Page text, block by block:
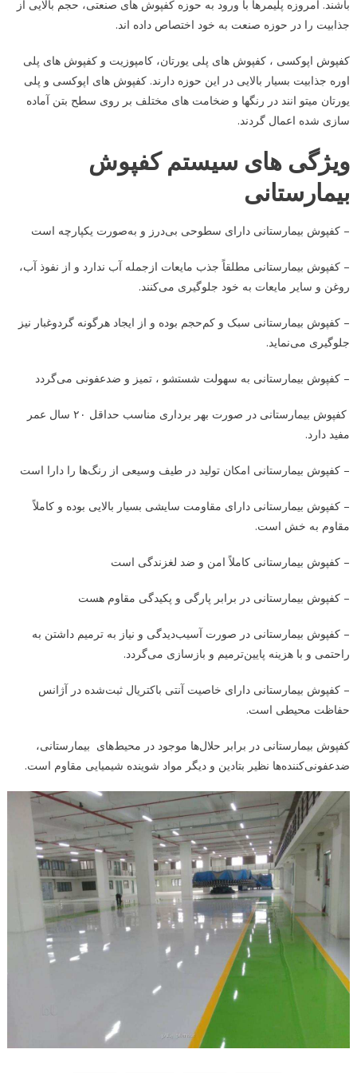
باشند. امروزه پلیمرها با ورود به حوزه کفپوش های صنعتی، حجم بالایی از
جذابیت را در حوزه صنعت به خود اختصاص داده اند.
کفپوش اپوکسی ، کفپوش های پلی یورتان، کامپوزیت و کفپوش های پلی
اوره جذابیت بسیار بالایی در این حوزه دارند. کفپوش های اپوکسی و پلی
یورتان میتو انند در رنگها و ضخامت های مختلف بر روی سطح بتن آماده
سازی شده اعمال گردند.
ویژگی های سیستم کفپوش
بیمارستانی
– کفپوش بیمارستانی دارای سطوحی بی‌درز و به‌صورت یکپارچه است
– کفپوش بیمارستانی مطلقاً جذب مایعات ازجمله آب ندارد و از نفوذ آب،
روغن و سایر مایعات به خود جلوگیری می‌کنند.
– کفپوش بیمارستانی سبک و کم‌حجم بوده و از ایجاد هرگونه گردوغبار نیز
جلوگیری می‌نماید.
– کفپوش بیمارستانی به سهولت شستشو ، تمیز و ضدعفونی می‌گردد
کفپوش بیمارستانی در صورت بهر برداری مناسب حداقل ۲۰ سال عمر
مفید دارد.
– کفپوش بیمارستانی امکان تولید در طیف وسیعی از رنگ‌ها را دارا است
– کفپوش بیمارستانی دارای مقاومت سایشی بسیار بالایی بوده و کاملاً
مقاوم به خش است.
– کفپوش بیمارستانی کاملاً امن و ضد لغزندگی است
– کفپوش بیمارستانی در برابر پارگی و پکیدگی مقاوم هست
– کفپوش بیمارستانی در صورت آسیب‌دیدگی و نیاز به ترمیم داشتن به
راحتمی و با هزینه پایین‌ترمیم و بازسازی می‌گردد.
– کفپوش بیمارستانی دارای خاصیت آنتی باکتریال ثبت‌شده در آژانس
حفاظت محیطی است.
کفپوش بیمارستانی در برابر حلال‌ها موجود در محیط‌های بیمارستانی،
ضدعفونی‌کننده‌ها نظیر بتادین و دیگر مواد شوینده شیمیایی مقاوم است.